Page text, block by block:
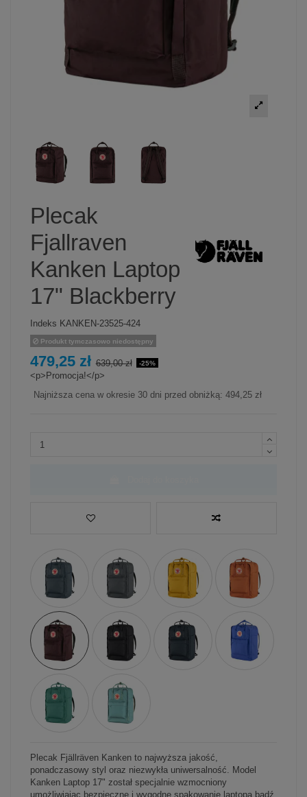
Plecak
Fjallraven
Kanken Laptop
17" Blackberry
Indeks KANKEN-23525-424
Produkt tymczasowo niedostępny
479,25 zł 639,00 zł -25%
<p>Promocja!</p>
Najniższa cena w okresie 30 dni przed obniżką: 494,25 zł
Plecak Fjällräven Kanken to najwyższa jakość,
ponadczasowy styl oraz niezwykła uniwersalność. Model
Kanken Laptop 17" został specjalnie wzmocniony
umożliwiając bezpieczne i wygodne spakowanie laptopa bądź